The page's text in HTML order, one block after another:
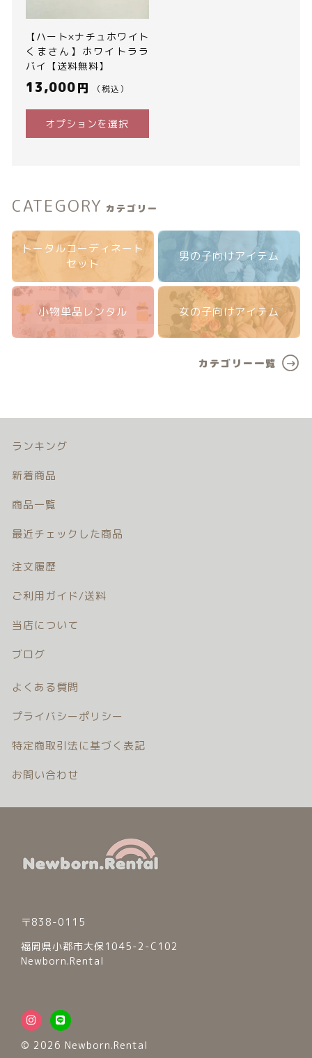
【ハート×ナチュホワイト
くまさん】ホワイトララ
バイ【送料無料】
13,000円 （税込）
オプションを選択
CATEGORY カテゴリー
トータルコーディネート
セット
男の子向けアイテム
小物単品レンタル 女の子向けアイテム
カテゴリー一覧
ランキング
新着商品
商品一覧
最近チェックした商品
注文履歴
ご利用ガイド/送料
当店について
ブログ
よくある質問
プライバシーポリシー
特定商取引法に基づく表記
お問い合わせ
〒838-0115
福岡県小郡市大保1045-2-C102
Newborn.Rental
© 2026 Newborn.Rental